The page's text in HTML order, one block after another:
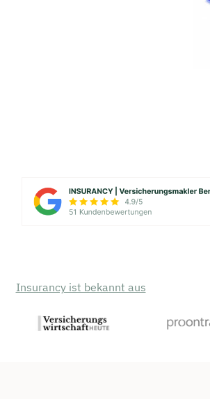
Insurancy ist bekannt aus